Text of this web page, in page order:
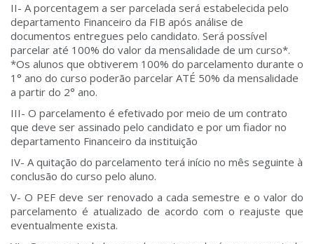
II- A porcentagem a ser parcelada será estabelecida pelo
departamento Financeiro da FIB após análise de
documentos entregues pelo candidato. Será possível
parcelar até 100% do valor da mensalidade de um curso*.
*Os alunos que obtiverem 100% do parcelamento durante o
1° ano do curso poderão parcelar ATÉ 50% da mensalidade
a partir do 2° ano.
III- O parcelamento é efetivado por meio de um contrato
que deve ser assinado pelo candidato e por um fiador no
departamento Financeiro da instituição
IV- A quitação do parcelamento terá início no mês seguinte à
conclusão do curso pelo aluno.
V- O PEF deve ser renovado a cada semestre e o valor do
parcelamento é atualizado de acordo com o reajuste que
eventualmente exista.